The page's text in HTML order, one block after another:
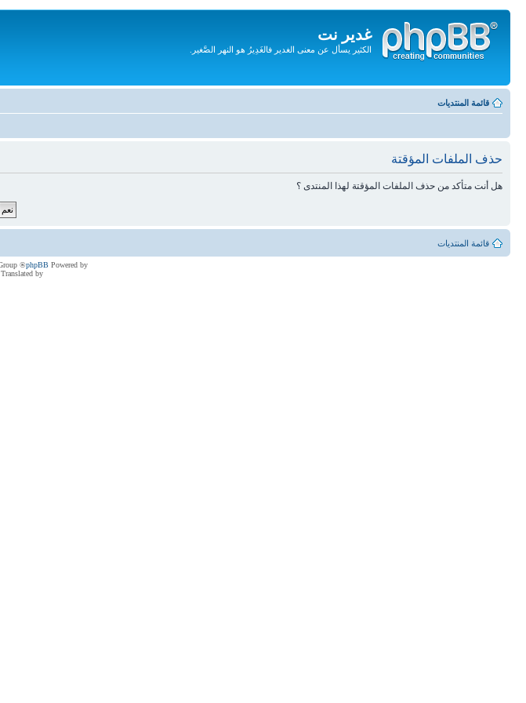
غدير نت
الكثير يسأل عن معنى الغدير فالغَدِيرُ هو النهر الصَّغير.
المحتويات
قائمة المنتديات
حذف الملفات المؤقتة
هل أنت متأكد من حذف الملفات المؤقتة لهذا المنتدى ؟
قائمة المنتديات
Powered by
phpBB
® Forum Software © phpBB Group
Translated by